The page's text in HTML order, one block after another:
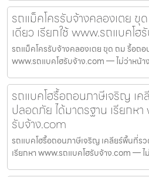
รถแม็คโครรับจ้างคลองเตย ขุ
เดียว เรียกใช้ www.รถแบคโฮ
รถแม็คโครรับจ้างคลองเตย ขุด ถม รื้อถอ
www.รถแบคโฮรับจ้าง.com — ไม่ว่าหน้า
รถแบคโฮรื้อถอนภาษีเจริญ เค
ปลอดภัย ได้มาตรฐาน เรียกห
รับจ้าง.com
รถแบคโฮรื้อถอนภาษีเจริญ เคลียร์พื้นที่ร
เรียกหา www.รถแบคโฮรับจ้าง.com —